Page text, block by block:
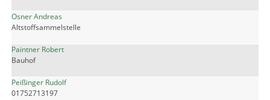
Osner Andreas
Altstoffsammelstelle
Paintner Robert
Bauhof
Peißinger Rudolf
01752713197